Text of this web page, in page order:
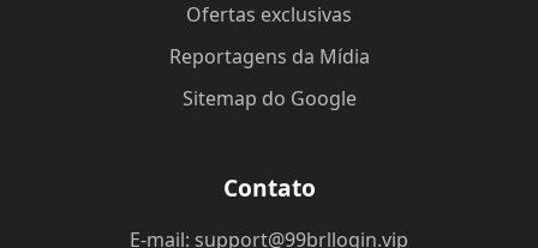
Ofertas exclusivas
Reportagens da Mídia
Sitemap do Google
Contato
E-mail: support@99brllogin.vip